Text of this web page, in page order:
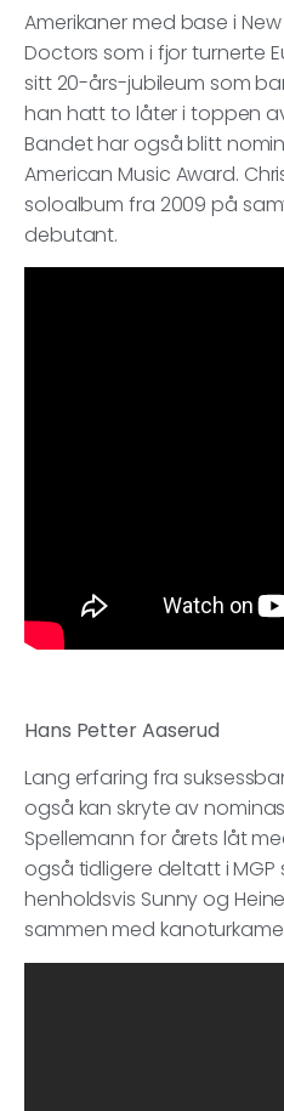
Amerikaner med base i
Doctors som i fjor turnerte
sitt 20-års-jubileum som
han hatt to låter i toppen
Bandet har også blitt
American Music Award.
soloalbum fra 2009 på
debutant.
Hans Petter Aaserud
Lang erfaring fra
også kan skryte av
Spellemann for årets låt
også tidligere deltatt i MGP
henholdsvis Sunny og
sammen med